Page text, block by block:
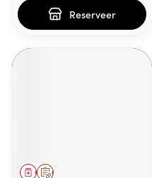
Reserveer
Op voorschrift
Geneesmiddel